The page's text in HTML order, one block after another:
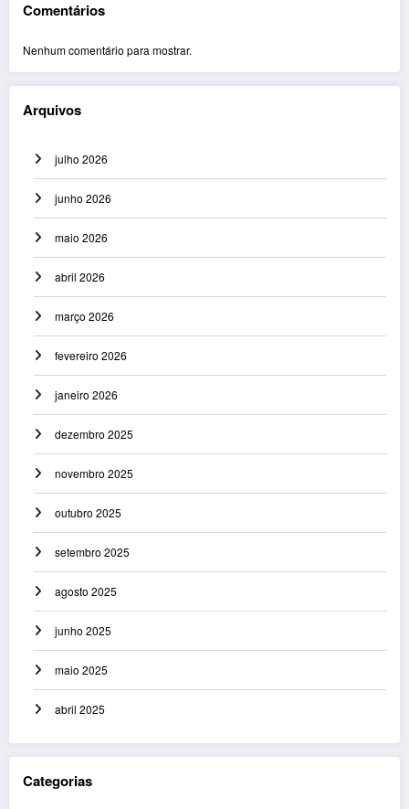
Comentários
Nenhum comentário para mostrar.
Arquivos
julho 2026
junho 2026
maio 2026
abril 2026
março 2026
fevereiro 2026
janeiro 2026
dezembro 2025
novembro 2025
outubro 2025
setembro 2025
agosto 2025
junho 2025
maio 2025
abril 2025
Categorias